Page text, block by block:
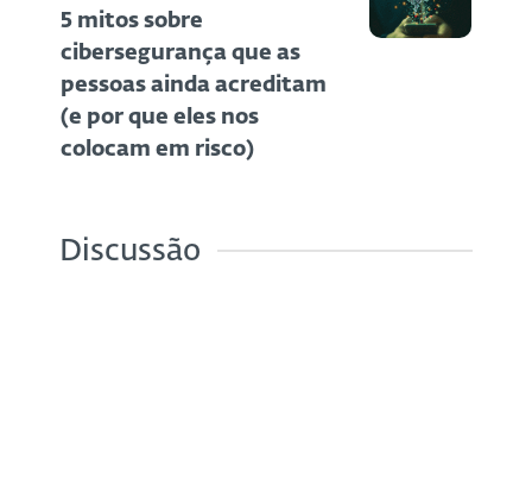
5 mitos sobre
cibersegurança que as
pessoas ainda acreditam
(e por que eles nos
colocam em risco)
Discussão